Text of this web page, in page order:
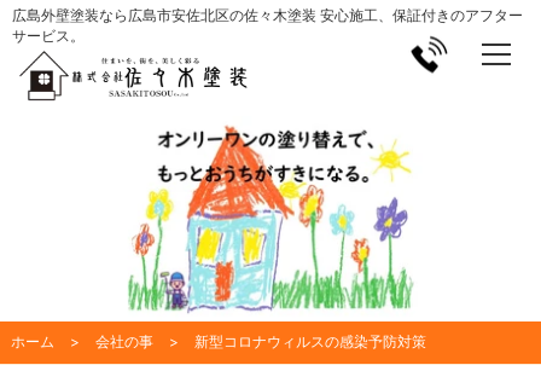
広島外壁塗装なら広島市安佐北区の佐々木塗装 安心施工、保証付きのアフター
サービス。
ホーム 会社の事 新型コロナウィルスの感染予防対策